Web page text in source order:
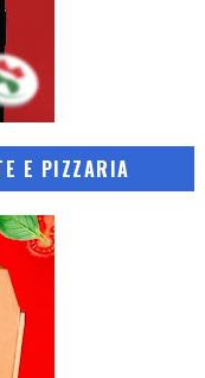
E PIZZARIA